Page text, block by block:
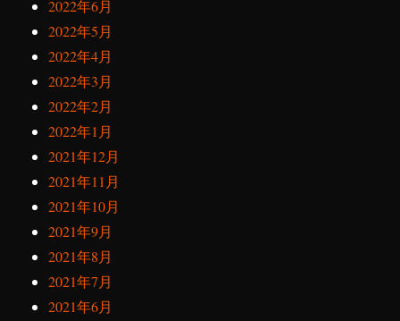
2022年6月
2022年5月
2022年4月
2022年3月
2022年2月
2022年1月
2021年12月
2021年11月
2021年10月
2021年9月
2021年8月
2021年7月
2021年6月